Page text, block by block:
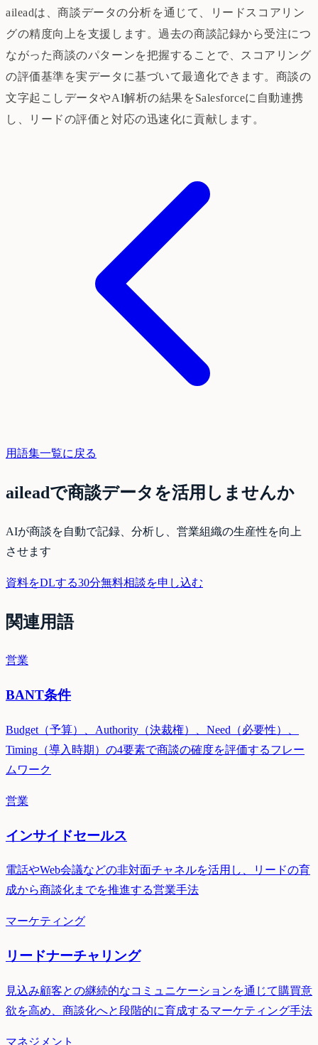
aileadは、商談データの分析を通じて、リードスコアリン
グの精度向上を支援します。過去の商談記録から受注につ
ながった商談のパターンを把握することで、スコアリング
の評価基準を実データに基づいて最適化できます。商談の
文字起こしデータやAI解析の結果をSalesforceに自動連携
し、リードの評価と対応の迅速化に貢献します。
用語集一覧に戻る
aileadで商談データを活用しませんか
AIが商談を自動で記録、分析し、営業組織の生産性を向上
させます
資料をDLする30分無料相談を申し込む
関連用語
営業
BANT条件
Budget（予算）、Authority（決裁権）、Need（必要性）、
Timing（導入時期）の4要素で商談の確度を評価するフレー
ムワーク
営業
インサイドセールス
電話やWeb会議などの非対面チャネルを活用し、リードの育
成から商談化までを推進する営業手法
マーケティング
リードナーチャリング
見込み顧客との継続的なコミュニケーションを通じて購買意
欲を高め、商談化へと段階的に育成するマーケティング手法
マネジメント